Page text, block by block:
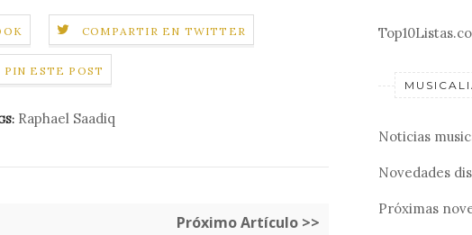
COMPARTIR EN TWITTER
PIN ESTE POST
Raphael Saadiq
Próximo Artículo >>
Noticias
Novedades
Próximas